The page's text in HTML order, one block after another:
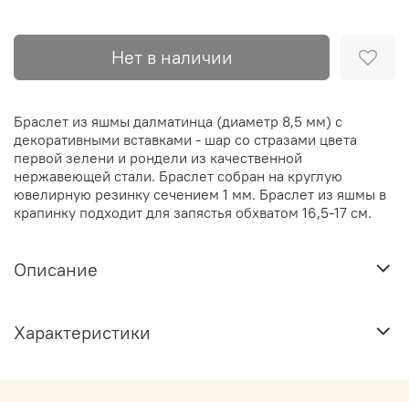
Нет в наличии
Браслет из яшмы далматинца (диаметр 8,5 мм) с
декоративными вставками - шар со стразами цвета
первой зелени и рондели из качественной
нержавеющей стали. Браслет собран на круглую
ювелирную резинку сечением 1 мм. Браслет из яшмы в
крапинку подходит для запястья обхватом 16,5-17 см.
Описание
Характеристики